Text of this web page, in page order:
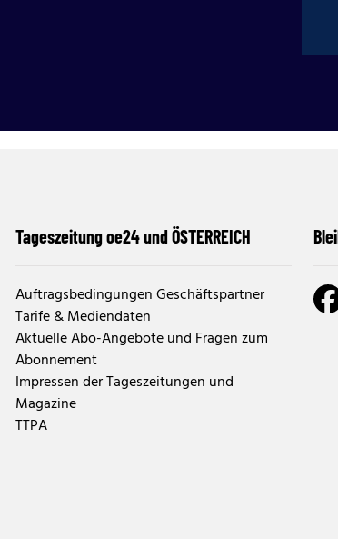
Tageszeitung oe24 und ÖSTERREICH
Auftragsbedingungen Geschäftspartner
Tarife & Mediendaten
Aktuelle Abo-Angebote und Fragen zum
Abonnement
Impressen der Tageszeitungen und
Magazine
TTPA